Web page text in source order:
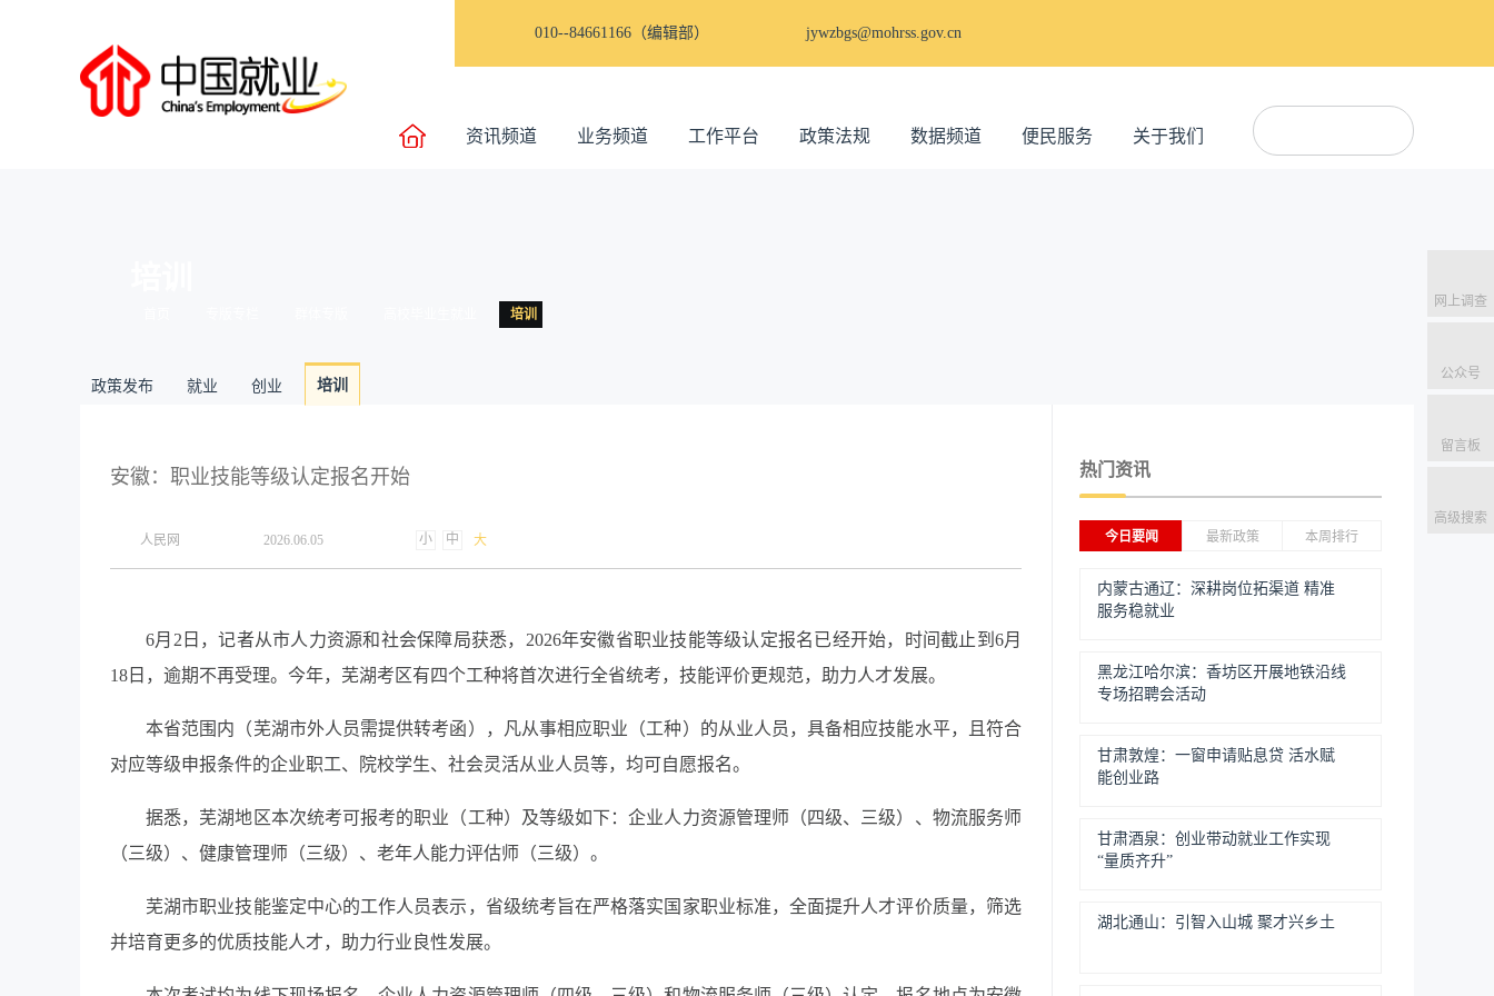
010--84661166（编辑部） jywzbgs@mohrss.gov.cn
资讯频道 业务频道 工作平台 政策法规 数据频道 便民服务 关于我们
网上调查
公众号
留言板
高级搜索
培训
政策发布 就业 创业 培训
安徽：职业技能等级认定报名开始
​人民网 2026.06.05 小 中 大
6月2日，记者从市人力资源和社会保障局获悉，2026年安徽省职业技能等级认定报名已经开始，时间截止到6月
18日，逾期不再受理。今年，芜湖考区有四个工种将首次进行全省统考，技能评价更规范，助力人才发展。
本省范围内（芜湖市外人员需提供转考函），凡从事相应职业（工种）的从业人员，具备相应技能水平，且符合
对应等级申报条件的企业职工、院校学生、社会灵活从业人员等，均可自愿报名。
据悉，芜湖地区本次统考可报考的职业（工种）及等级如下：企业人力资源管理师（四级、三级）、物流服务师
（三级）、健康管理师（三级）、老年人能力评估师（三级）。
芜湖市职业技能鉴定中心的工作人员表示，省级统考旨在严格落实国家职业标准，全面提升人才评价质量，筛选
并培育更多的优质技能人才，助力行业良性发展。
热门资讯
今日要闻 最新政策 本周排行
内蒙古通辽：深耕岗位拓渠道 精准
服务稳就业
黑龙江哈尔滨：香坊区开展地铁沿线
专场招聘会活动
甘肃敦煌：一窗申请贴息贷 活水赋
能创业路
甘肃酒泉：创业带动就业工作实现
“量质齐升”
湖北通山：引智入山城 聚才兴乡土